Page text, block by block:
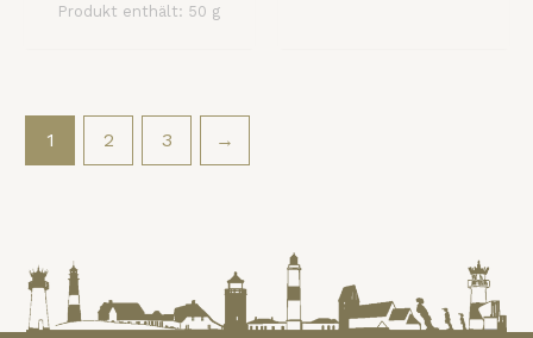
Produkt enthält: 50 g
1 2 3 →